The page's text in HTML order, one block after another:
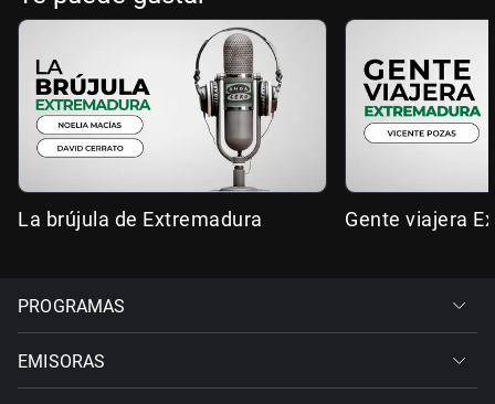
La brújula de Extremadura Gente viajera
PROGRAMAS
EMISORAS